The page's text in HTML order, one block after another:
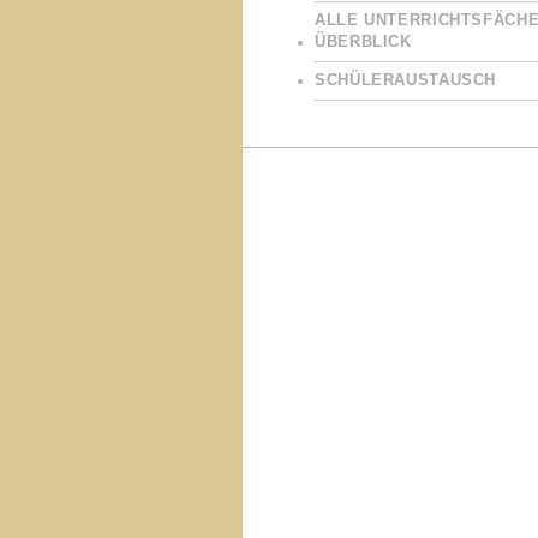
ALLE
ÜBERBLICK
SCHÜLERAUSTAUSCH